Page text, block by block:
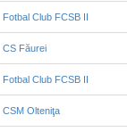
Fotbal Club FCSB II
CS Făurei
Fotbal Club FCSB II
CSM Olteniţa